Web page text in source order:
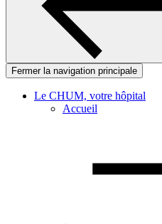
Fermer la navigation principale
Le CHUM, votre hôpital
Accueil